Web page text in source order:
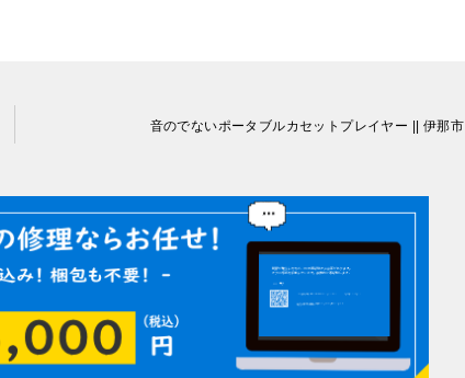
音のでないポータブルカセットプレイヤー || 伊那市